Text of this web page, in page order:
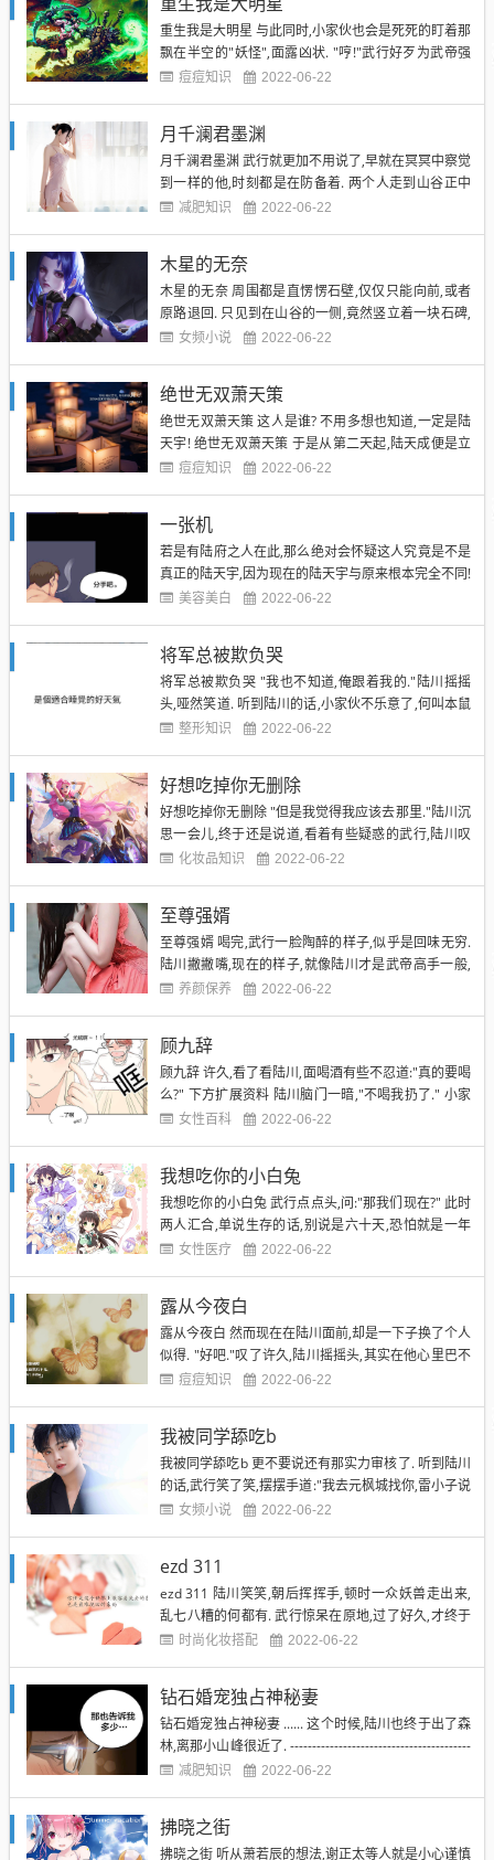
下一秒. 骆驼祥子 与之前完全相同的两个...
重生我是大明星 与此同时,小家伙也会是死死的盯着那
飘在半空的"妖怪",面露凶状. "哼!"武行好歹为武帝强
者,也是有脾气的,见怪物出现了,当即就是元力一个喷
明...... 第二百二十九章通天路 看...
痘痘知识 2022-06-22
月千澜君墨渊
月千澜君墨渊 武行就更加不用说了,早就在冥冥中察觉
到一样的他,时刻都是在防备着. 两个人走到山谷正中
间,陆川忽然停下. 武行亦是同时停下. 月千澜君墨渊 两
匿的呼吸,但是却无法用眼睛观察到,而且,这个气...
减肥知识 2022-06-22
木星的无奈
木星的无奈 周围都是直愣愣石壁,仅仅只能向前,或者
原路退回. 只见到在山谷的一侧,竟然竖立着一块石碑,
上面仿佛是用血一般写了三个字:通天峰! 三个大字散
"通天峰......"陆川沉吟道. 心身子里...
女频小说 2022-06-22
绝世无双萧天策
绝世无双萧天策 这人是谁? 不用多想也知道,一定是陆
天宇! 绝世无双萧天策 于是从第二天起,陆天成便是立
即颁布法令,所有人...在如今的特殊情况下,一律禁止出
但是...陆天成别无他法,已经有这么...
痘痘知识 2022-06-22
一张机
若是有陆府之人在此,那么绝对会怀疑这人究竟是不是
真正的陆天宇,因为现在的陆天宇与原来根本完全不同!
简直是判若两人! 这究竟是怎么回事?! ...... 第二百二十
元枫城一众势力无端被灭之后缓缓出现...
美容美白 2022-06-22
将军总被欺负哭
将军总被欺负哭 "我也不知道,俺跟着我的."陆川摇摇
头,哑然笑道. 听到陆川的话,小家伙不乐意了,何叫本鼠
俺跟着你的?嗯虽然也差不多啦,但是,要不是因为你身
整形知识 2022-06-22
好想吃掉你无删除
好想吃掉你无删除 "但是我觉得我应该去那里."陆川沉
思一会儿,终于还是说道,看着有些疑惑的武行,陆川叹
息一用嘴气,不知道从何时候开始,俺越接近这座小山峰
有错误的话,这座山身子里,也一定存在着通天石...
化妆品知识 2022-06-22
至尊强婿
至尊强婿 喝完,武行一脸陶醉的样子,似乎是回味无穷.
陆川撇撇嘴,现在的样子,就像陆川才是武帝高手一般,
而武行则是一个没有见过世面的"乡下人". "怎么样,你
些呆滞了,看着陆川,道:"好像完全恢复...
养颜保养 2022-06-22
顾九辞
顾九辞 许久,看了看陆川,面喝酒有些不忍道:"真的要喝
么?" 下方扩展资料 陆川脑门一暗,"不喝我扔了." 小家
伙一听陆川这话登时急了,扔何扔?给我啊! 第二百二十
广,数量极少,绝大部分的修士穷极一...
女性百科 2022-06-22
我想吃你的小白兔
我想吃你的小白兔 武行点点头,问:"那我们现在?" 此时
两人汇合,单说生存的话,别说是六十天,恐怕就是一年
那都不会有任何问题,毕竟,武行武帝的实力是摆在这里
世界里元力运行会受到压制,我虽然...
女性医疗 2022-06-22
露从今夜白
露从今夜白 然而现在在陆川面前,却是一下子换了个人
似得. "好吧."叹了许久,陆川摇摇头,其实在他心里巴不
得有人直接出手灭了那帮暗手,还省得俺费尽,况且,现
要近五十天的时间,等到名俊榜结束还来得及么?...
痘痘知识 2022-06-22
我被同学舔吃b
我被同学舔吃b 更不要说还有那实力审核了. 听到陆川
的话,武行笑了笑,摆摆手道:"我去元枫城找你,雷小子说
你在这里,所以我就过来咯."说完,耸耸肩,挑了一下眉
着陆川. 我被同学舔吃b 陆川听完这么臭...
女频小说 2022-06-22
ezd 311
ezd 311 陆川笑笑,朝后挥挥手,顿时一众妖兽走出来,
乱七八糟的何都有. 武行惊呆在原地,过了好久,才终于
朝着陆川竖了竖大拇指,叹道:"你牛,我服." ezd 311 两
有些红润,狠狠地给了陆川...
时尚化妆搭配 2022-06-22
钻石婚宠独占神秘妻
钻石婚宠独占神秘妻 ...... 这个时候,陆川也终于出了森
林,离那小山峰很近了. -----------------------------------------
-------------------------------------------------------------------...
减肥知识 2022-06-22
拂晓之街
拂晓之街 听从萧若辰的想法,谢正太等人就是小心谨慎